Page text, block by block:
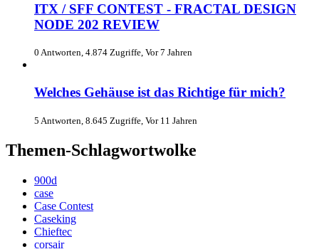
ITX / SFF CONTEST - FRACTAL DESIGN
NODE 202 REVIEW
0 Antworten, 4.874 Zugriffe, Vor 7 Jahren
Welches Gehäuse ist das Richtige für mich?
5 Antworten, 8.645 Zugriffe, Vor 11 Jahren
Themen-Schlagwortwolke
900d
case
Case Contest
Caseking
Chieftec
corsair